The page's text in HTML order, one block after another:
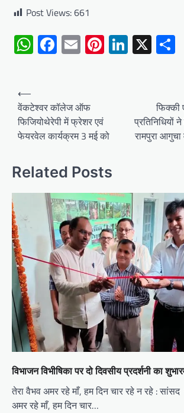
Post Views:661
WhatsApp
Facebook
EmailPinterest
LinkedIn
X
Post
navigation
⟵
वेंकटेश्वर कॉलेज ऑफ
फिजियोथेरेपी में फ्रेशर एवं
फेयरवेल कार्यक्रम 3 मई को
फिक्की
प्रतिनिधियों
रामपुरा आगुचा
Related Posts
विभाजन विभीषिका पर दो दिवसीय प्रदर्शनी का
तेरा वैभव अमर रहे माँ, हम दिन चार रहे न रहे :
अमर रहे माँ, हम दिन चार…